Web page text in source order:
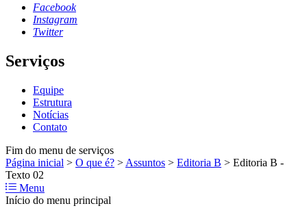
Facebook
Instagram
Twitter
Serviços
Equipe
Estrutura
Notícias
Contato
Fim do menu de serviços
Página inicial > O que é? > Assuntos > Editoria B > Editoria B -
Texto 02
Menu
Início do menu principal